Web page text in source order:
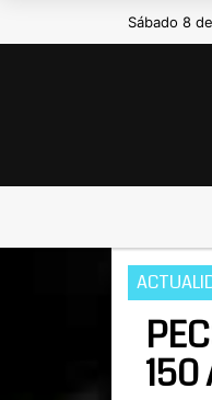
Sábado 8